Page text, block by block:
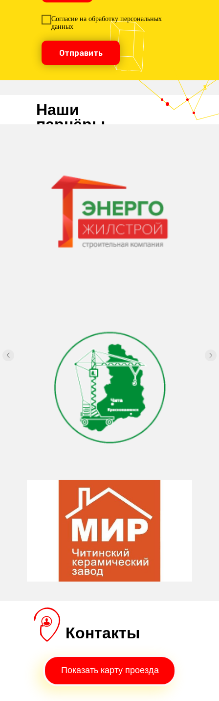
Согласие на обработку персональных
данных
Отправить
Наши
парнёры
Контакты
Показать карту проезда